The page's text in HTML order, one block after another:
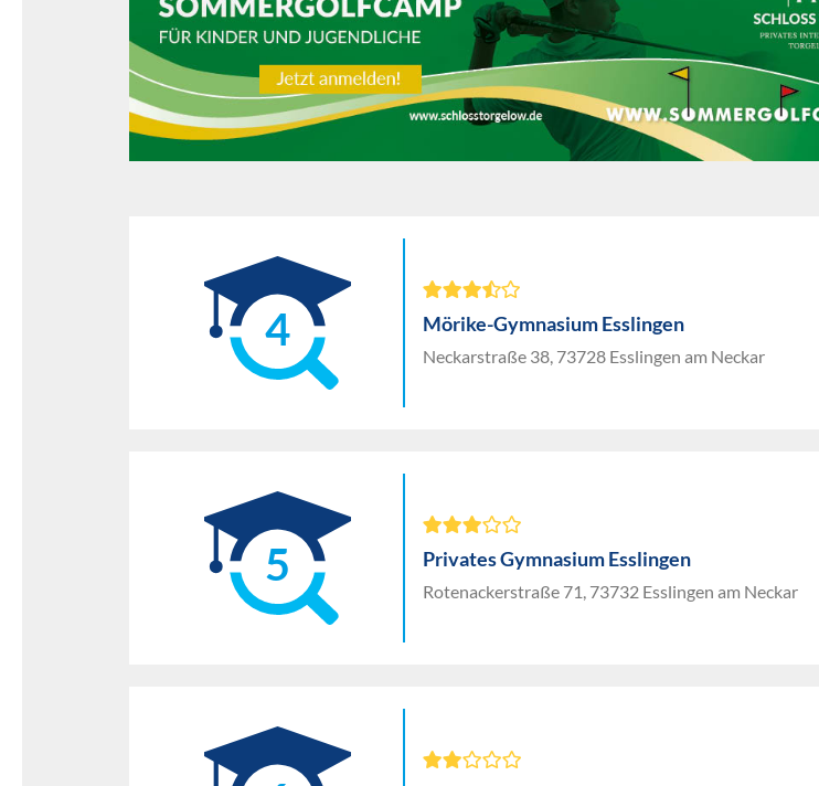
4 Mörike-Gymnasium Esslingen
Neckarstraße 38, 73728 Esslingen am Neckar
5 Privates Gymnasium Esslingen
Rotenackerstraße 71, 73732 Esslingen am Neckar